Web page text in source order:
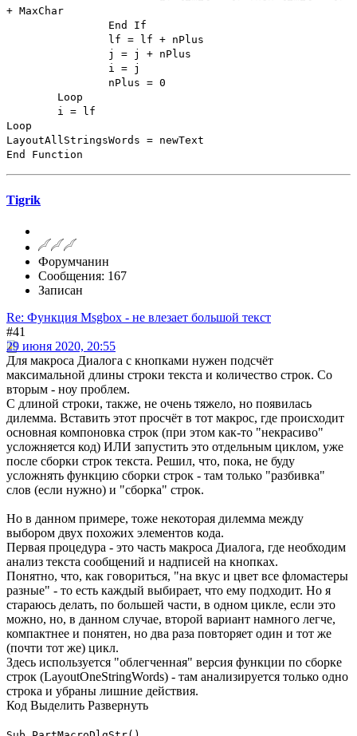
+ MaxChar
End If
lf = lf + nPlus
j = j + nPlus
i = j
nPlus = 0
Loop
i = lf
Loop
LayoutAllStringsWords = newText
End Function
Tigrik
Форумчанин
Сообщения: 167
Записан
Re: Функция Msgbox - не влезает большой текст
#41
29 июня 2020, 20:55
Для макроса Диалога с кнопками нужен подсчёт
максимальной длины строки текста и количество строк. Со
вторым - ноу проблем.
С длиной строки, также, не очень тяжело, но появилась
дилемма. Вставить этот просчёт в тот макрос, где происходит
основная компоновка строк (при этом как-то "некрасиво"
усложняется код) ИЛИ запустить это отдельным циклом, уже
после сборки строк текста. Решил, что, пока, не буду
усложнять функцию сборки строк - там только "разбивка"
слов (если нужно) и "сборка" строк.
Но в данном примере, тоже некоторая дилемма между
выбором двух похожих элементов кода.
Первая процедура - это часть макроса Диалога, где необходим
анализ текста сообщений и надписей на кнопках.
Понятно, что, как говориться, "на вкус и цвет все фломастеры
разные" - то есть каждый выбирает, что ему подходит. Но я
стараюсь делать, по большей части, в одном цикле, если это
можно, но, в данном случае, второй вариант намного легче,
компактнее и понятен, но два раза повторяет один и тот же
(почти тот же) цикл.
Здесь используется "облегченная" версия функции по сборке
строк (LayoutOneStringWords) - там анализируется только одно
строка и убраны лишние действия.
Код Выделить Развернуть